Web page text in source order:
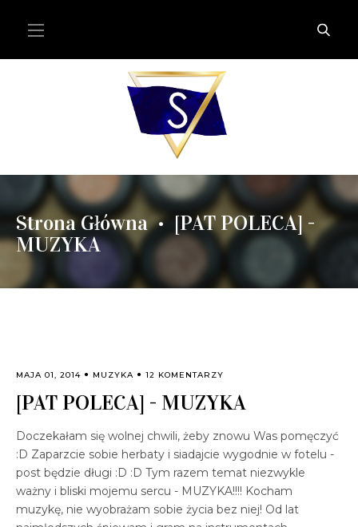
Strona Główna • [PAT POLECA] -
MUZYKA
MAJA 01, 2014 MUZYKA 12 KOMENTARZY
[PAT POLECA] - MUZYKA
Doczekałam się wolnej chwili, żeby znowu Was pomęczyć
:D Zaparzcie sobie herbaty i siadajcie wygodnie w fotelu -
post będzie długi :D :D Tym razem temat niezwykle
ważny i bliski mojemu sercu - MUZYKA!!!! Kocham
muzykę, nie wyobrażam sobie życia bez niej! Od lat